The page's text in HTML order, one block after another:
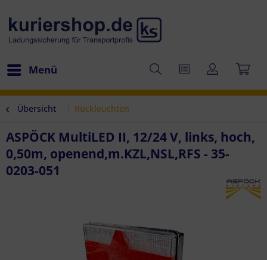
Menü
Übersicht Rückleuchten
ASPÖCK MultiLED II, 12/24 V, links, hoch,
0,50m, openend,m.KZL,NSL,RFS - 35-
0203-051